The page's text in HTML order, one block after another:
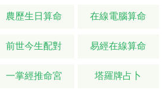
農歷生日算命 在線電腦算命
前世今生配對 易經在線算命
一掌經推命宮 塔羅牌占卜